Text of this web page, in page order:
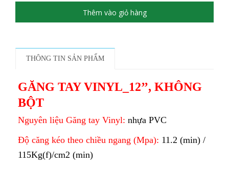
Thêm vào giỏ hàng
THÔNG TIN SẢN PHẨM
GĂNG TAY VINYL_12’’, KHÔNG
BỘT
Nguyên liệu Găng tay Vinyl: nhựa PVC
Độ căng kéo theo chiều ngang (Mpa): 11.2 (min) /
115Kg(f)/cm2 (min)